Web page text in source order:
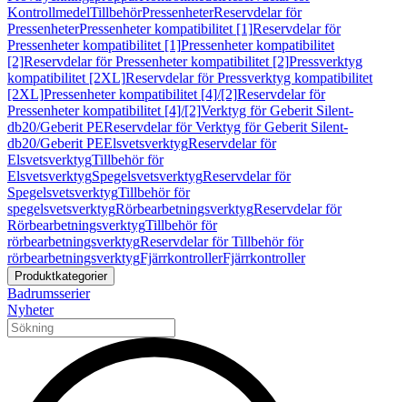
KontrollmedelTillbehörPressenheterReservdelar för
PressenheterPressenheter kompatibilitet [1]Reservdelar för
Pressenheter kompatibilitet [1]Pressenheter kompatibilitet
[2]Reservdelar för Pressenheter kompatibilitet [2]Pressverktyg
kompatibilitet [2XL]Reservdelar för Pressverktyg kompatibilitet
[2XL]Pressenheter kompatibilitet [4]/[2]Reservdelar för
Pressenheter kompatibilitet [4]/[2]Verktyg för Geberit Silent-
db20/Geberit PEReservdelar för Verktyg för Geberit Silent-
db20/Geberit PEElsvetsverktygReservdelar för
ElsvetsverktygTillbehör för
ElsvetsverktygSpegelsvetsverktygReservdelar för
SpegelsvetsverktygTillbehör för
spegelsvetsverktygRörbearbetningsverktygReservdelar för
RörbearbetningsverktygTillbehör för
rörbearbetningsverktygReservdelar för Tillbehör för
rörbearbetningsverktygFjärrkontrollerFjärrkontroller
Produktkategorier
Badrumsserier
Nyheter